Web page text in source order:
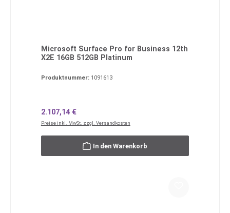
Microsoft Surface Pro for Business 12th
X2E 16GB 512GB Platinum
Produktnummer: 1091613
Regulärer Preis:
2.107,14 €
Preise inkl. MwSt. zzgl. Versandkosten
In den Warenkorb